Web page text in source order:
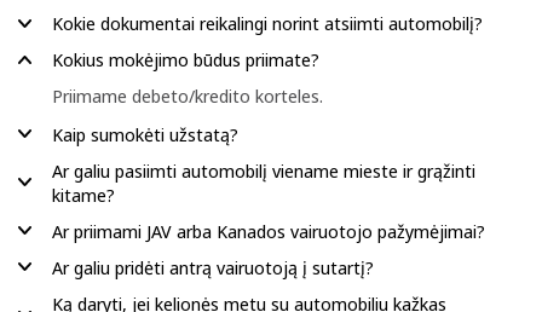
Kokie dokumentai reikalingi norint atsiimti automobilį?
Kokius mokėjimo būdus priimate?
Priimame debeto/kredito korteles.
Kaip sumokėti užstatą?
Ar galiu pasiimti automobilį viename mieste ir grąžinti
kitame?
Ar priimami JAV arba Kanados vairuotojo pažymėjimai?
Ar galiu pridėti antrą vairuotoją į sutartį?
Ką daryti, jei kelionės metu su automobiliu kažkas